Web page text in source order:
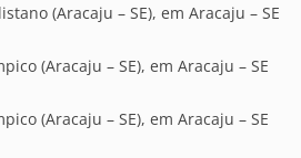
(Aracaju – SE), em Aracaju – SE
(Aracaju – SE), em Aracaju – SE
(Aracaju – SE), em Aracaju – SE